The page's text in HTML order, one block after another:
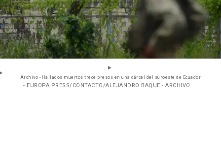
Archivo - Hallados muertos trece presos en una cárcel del suroeste de Ecuador
- EUROPA PRESS/CONTACTO/ALEJANDRO BAQUE - ARCHIVO